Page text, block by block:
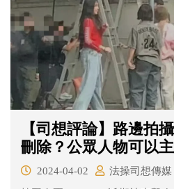
【司想評論】路邊拍
刪除？公眾人物可以
2024-04-02
法操司想傳媒